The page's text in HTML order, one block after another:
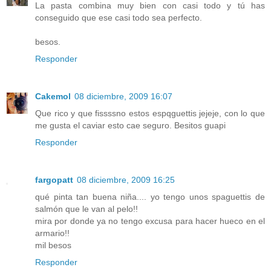
La pasta combina muy bien con casi todo y tú has
conseguido que ese casi todo sea perfecto.
besos.
Responder
Cakemol 08 diciembre, 2009 16:07
Que rico y que fissssno estos espqguettis jejeje, con lo que
me gusta el caviar esto cae seguro. Besitos guapi
Responder
fargopatt 08 diciembre, 2009 16:25
qué pinta tan buena niña.... yo tengo unos spaguettis de
salmón que le van al pelo!!
mira por donde ya no tengo excusa para hacer hueco en el
armario!!
mil besos
Responder